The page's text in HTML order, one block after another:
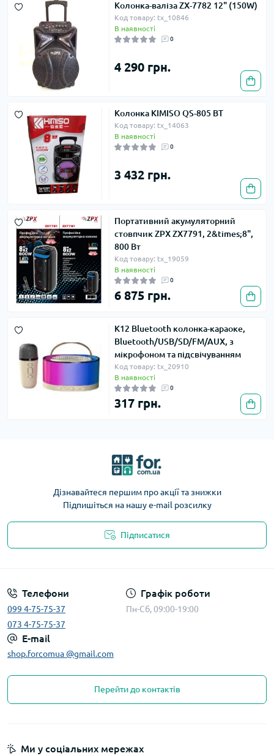
Колонка-валіза ZX-7782 12" (150W)
Код товару: tx_10846
В наявності
0
4 290 грн.
Колонка KIMISO QS-805 BT
Код товару: tx_14063
В наявності
0
3 432 грн.
Портативний акумуляторний
стовпчик ZPX ZX7791, 2&times;8",
800 Вт
Код товару: tx_19059
В наявності
0
6 875 грн.
K12 Bluetooth колонка-караоке,
Bluetooth/USB/SD/FM/AUX, з
мікрофоном та підсвічуванням
Код товару: tx_20910
В наявності
0
317 грн.
Дізнавайтеся першим про акції та знижки
Підпишіться на нашу e-mail розсилку
Підписатися
Телефони
099 4-75-75-37
073 4-75-75-37
Графік роботи
Пн-Сб, 09:00-19:00
E-mail
shop.forcomua @gmail.com
Перейти до контактів
Ми у соціальних мережах